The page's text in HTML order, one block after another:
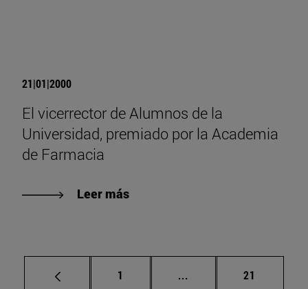
21|01|2000
El vicerrector de Alumnos de la
Universidad, premiado por la Academia
de Farmacia
Leer más
Página
1 ... Páginas intermedias
Página
21